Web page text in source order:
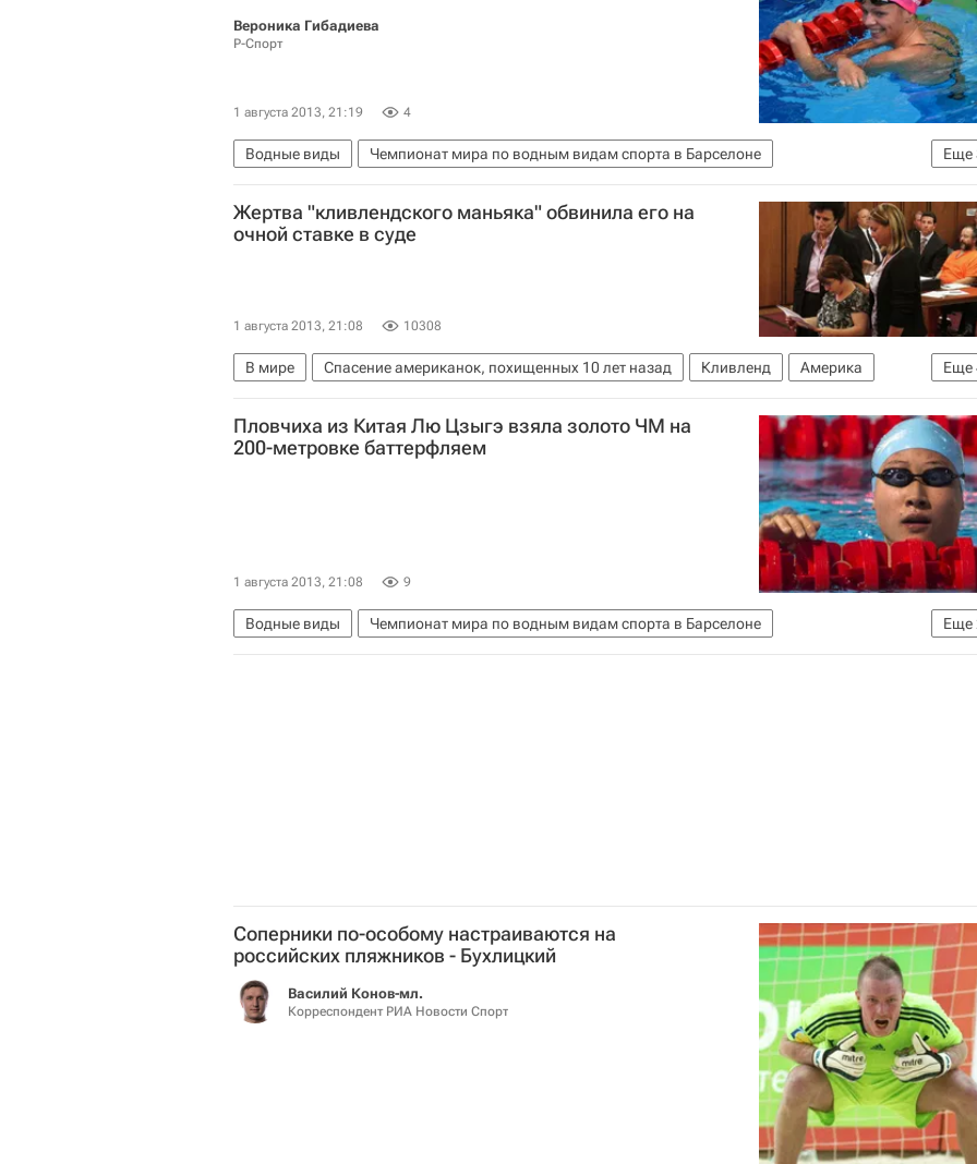
Вероника Гибадиева
Р-Спорт
1 августа 2013, 21:19 4
Еще
Водные виды
Чемпионат мира по водным видам спорта в Барселоне
Чемпионат мира по водным видам спорта
Рута Мейлютите Юлия Ефимова
Жертва "кливлендского маньяка" обвинила его на
очной ставке в суде
1 августа 2013, 21:08 10308
Еще
В мире Спасение американок, похищенных 10 лет назад Кливленд
Америка
Огайо
Весь мир Северная Америка США
Пловчиха из Китая Лю Цзыгэ взяла золото ЧМ на
200-метровке баттерфляем
1 августа 2013, 21:08 9
Еще
Водные виды
Чемпионат мира по водным видам спорта в Барселоне
Чемпионат мира по водным видам спорта
Лю Цзыгэ
Соперники по-особому настраиваются на
российских пляжников - Бухлицкий
Василий Конов-мл.
Корреспондент РИА Новости Спорт